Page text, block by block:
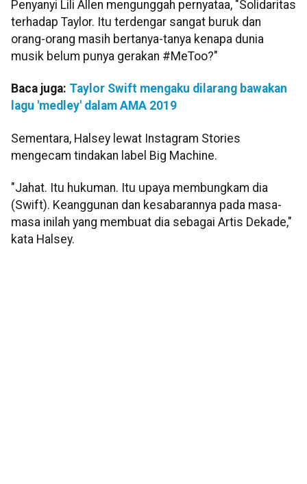
Penyanyi Lili Allen mengunggah pernyataa, "Solidaritas
terhadap Taylor. Itu terdengar sangat buruk dan
orang-orang masih bertanya-tanya kenapa dunia
musik belum punya gerakan #MeToo?"
Baca juga: Taylor Swift mengaku dilarang bawakan
lagu 'medley' dalam AMA 2019
Sementara, Halsey lewat Instagram Stories
mengecam tindakan label Big Machine.
"Jahat. Itu hukuman. Itu upaya membungkam dia
(Swift). Keanggunan dan kesabarannya pada masa-
masa inilah yang membuat dia sebagai Artis Dekade,"
kata Halsey.